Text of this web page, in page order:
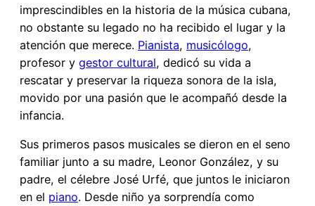
imprescindibles en la historia de la música cubana,
no obstante su legado no ha recibido el lugar y la
atención que merece. Pianista, musicólogo,
profesor y gestor cultural, dedicó su vida a
rescatar y preservar la riqueza sonora de la isla,
movido por una pasión que le acompañó desde la
infancia.
Sus primeros pasos musicales se dieron en el seno
familiar junto a su madre, Leonor González, y su
padre, el célebre José Urfé, que juntos le iniciaron
en el piano. Desde niño ya sorprendía como